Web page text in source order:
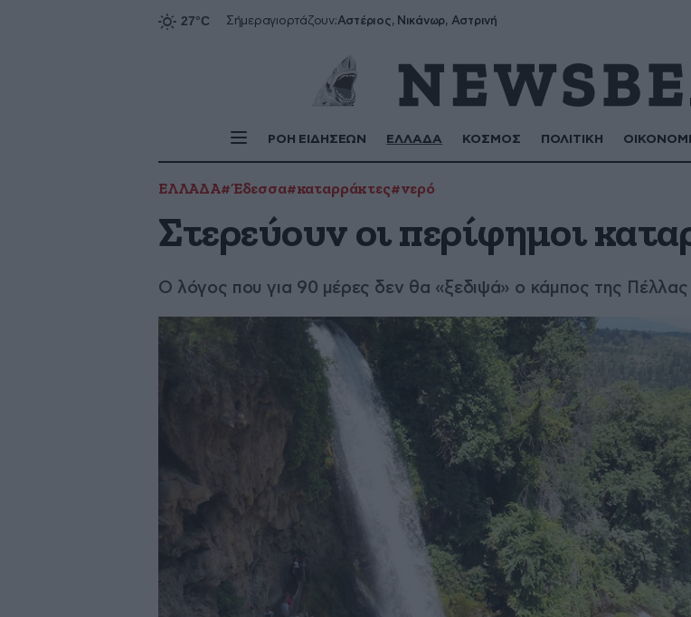
Σήμεραγιορτάζουν:Αστέριος, Νικάνωρ, Αστρινή
ΡΟΗ ΕΙΔΗΣΕΩΝ ΕΛΛΑΔΑ ΚΟΣΜΟΣ ΠΟΛΙΤΙΚΗ
ΕΛΛΑΔΑ#Έδεσσα#καταρράκτες#νερό
Στερεύουν οι περίφημοι
Ο λόγος που για 90 μέρες δεν θα «ξεδιψά» ο κάμπος της Πέλλας